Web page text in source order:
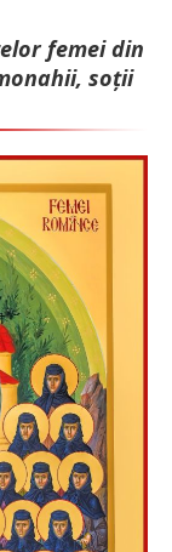
femei din
soții